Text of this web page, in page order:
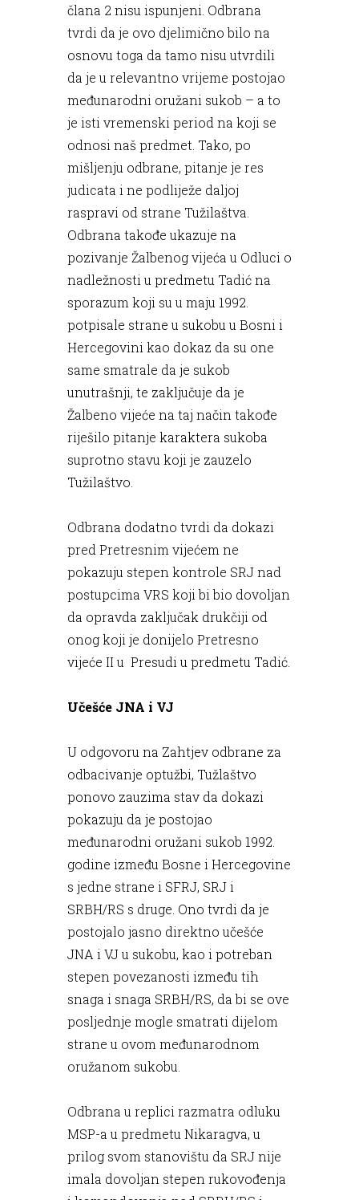
člana 2 nisu ispunjeni. Odbrana
tvrdi da je ovo djelimično bilo na
osnovu toga da tamo nisu utvrdili
da je u relevantno vrijeme postojao
međunarodni oružani sukob – a to
je isti vremenski period na koji se
odnosi naš predmet. Tako, po
mišljenju odbrane, pitanje je res
judicata i ne podliježe daljoj
raspravi od strane Tužilaštva.
Odbrana takođe ukazuje na
pozivanje Žalbenog vijeća u Odluci o
nadležnosti u predmetu Tadić na
sporazum koji su u maju 1992.
potpisale strane u sukobu u Bosni i
Hercegovini kao dokaz da su one
same smatrale da je sukob
unutrašnji, te zaključuje da je
Žalbeno vijeće na taj način takođe
riješilo pitanje karaktera sukoba
suprotno stavu koji je zauzelo
Tužilaštvo.
Odbrana dodatno tvrdi da dokazi
pred Pretresnim vijećem ne
pokazuju stepen kontrole SRJ nad
postupcima VRS koji bi bio dovoljan
da opravda zaključak drukčiji od
onog koji je donijelo Pretresno
vijeće II u Presudi u predmetu Tadić.
Učešće JNA i VJ
U odgovoru na Zahtjev odbrane za
odbacivanje optužbi, Tužlaštvo
ponovo zauzima stav da dokazi
pokazuju da je postojao
međunarodni oružani sukob 1992.
godine između Bosne i Hercegovine
s jedne strane i SFRJ, SRJ i
SRBH/RS s druge. Ono tvrdi da je
postojalo jasno direktno učešće
JNA i VJ u sukobu, kao i potreban
stepen povezanosti između tih
snaga i snaga SRBH/RS, da bi se ove
posljednje mogle smatrati dijelom
strane u ovom međunarodnom
oružanom sukobu.
Odbrana u replici razmatra odluku
MSP-a u predmetu Nikaragva, u
prilog svom stanovištu da SRJ nije
imala dovoljan stepen rukovođenja